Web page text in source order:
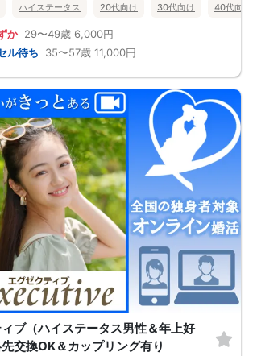
ハイステータス 20代向け 30代向け 40代向け
か 29〜49歳 6,000円
ル待ち 35〜57歳 11,000円
ブ（ハイステータス男性＆年上好
交換OK＆カップリング有り